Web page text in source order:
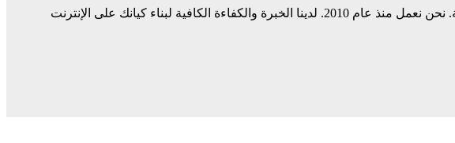
ميديا ​​سيرف هي شركة رائدة في مجال وسائل التواصل الاجتماعي وخدمات التسويق الرقمي وتصميم المواقع الإلكترونية. نحن نعمل منذ عام 2010. لدينا الخبرة والكفاءة الكافية لبناء كيانك على الإنترنت